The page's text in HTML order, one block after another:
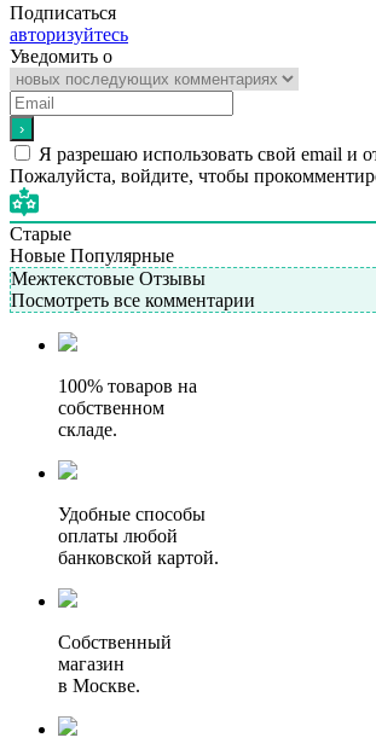
Подписаться
авторизуйтесь
Уведомить о
Я разрешаю использовать свой email и
Пожалуйста, войдите, чтобы
Старые
Новые Популярные
Межтекстовые Отзывы
Посмотреть все комментарии
100% товаров на
собственном
складе.
Удобные способы
оплаты любой
банковской картой.
Собственный
магазин
в Москве.